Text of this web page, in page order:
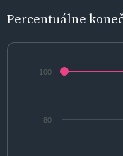
Percentuálne
80
100